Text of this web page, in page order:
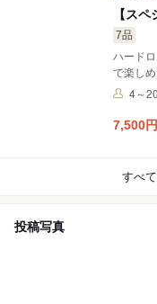
【ス
7品
ハード
で楽しめるスペ
忘新年
予算に
ご利用
90分L.O
4～
7,500円
すべ
投稿写真